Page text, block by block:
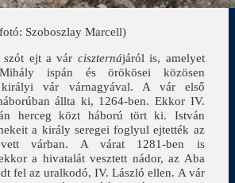
Szoboszlay Marcell)
szót ejt a vár ciszternájáról is, amelyet
ispán és örökösei közösen
királyi vár várnagyával. A vár első
állta ki, 1264-ben. Ekkor IV.
herceg közt háború tört ki. István
a király seregei foglyul ejtették az
várban. A várat 1281-ben is
a hivatalát vesztett nádor, az Aba
fel az uralkodó, IV. László ellen. A vár